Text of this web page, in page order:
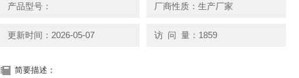
产品型号： 厂商性质：生产厂家
更新时间：2026-05-07 访 问 量：1859
简要描述：